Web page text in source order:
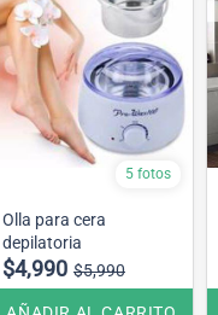
5 fotos
Olla para cera
depilatoria
$4,990 $5,990